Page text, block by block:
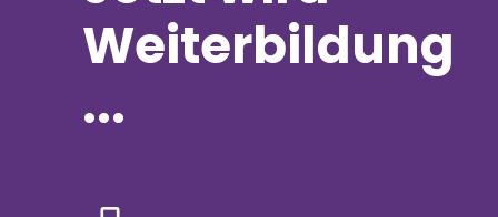
Weiterbildung
...